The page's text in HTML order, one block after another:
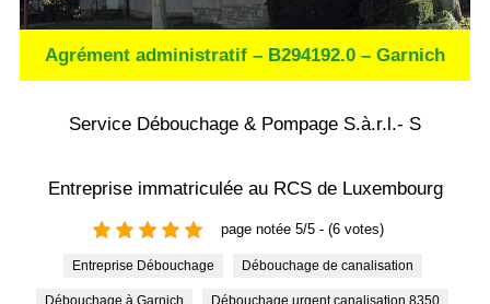
Agrément administratif – B294192.0 – Garnich
Service Débouchage & Pompage S.à.r.l.- S
Entreprise immatriculée au RCS de Luxembourg
page notée 5/5 - (6 votes)
Entreprise Débouchage Débouchage de canalisation
Débouchage à Garnich Débouchage urgent canalisation 8350